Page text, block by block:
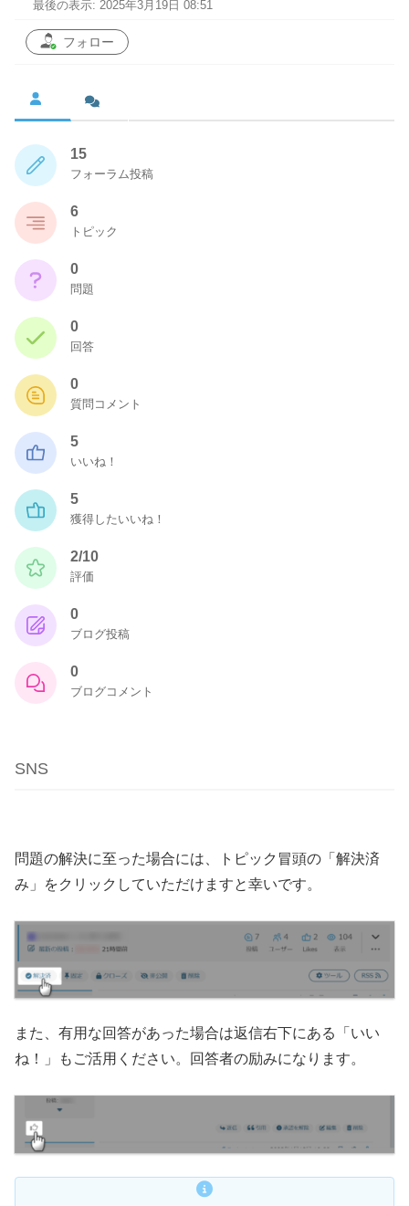
最後の表示: 2025年3月19日 08:51
フォロー
15
フォーラム投稿
6
トピック
0
問題
0
回答
0
質問コメント
5
いいね！
5
獲得したいいね！
2/10
評価
0
ブログ投稿
0
ブログコメント
SNS
問題の解決に至った場合には、トピック冒頭の「解決済
み」をクリックしていただけますと幸いです。
また、有用な回答があった場合は返信右下にある「いい
ね！」もご活用ください。回答者の励みになります。